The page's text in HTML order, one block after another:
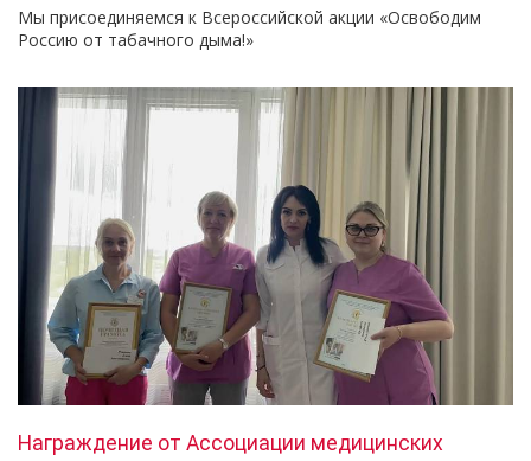
Мы присоединяемся к Всероссийской акции «Освободим
Россию от табачного дыма!»
Награждение от Ассоциации медицинских